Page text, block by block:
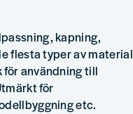
kapning,
flesta typer av material
för användning till
för
etc.